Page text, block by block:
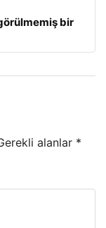
bir
alanlar *